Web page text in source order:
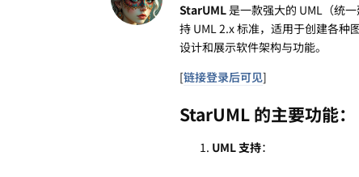
StarUML是一款强大的 UML（统
持 UML 2.x 标准，适用于创建各种
设计和展示软件架构与功能。
[链接登录后可见]
StarUML 的主要功能：
UML 支持：